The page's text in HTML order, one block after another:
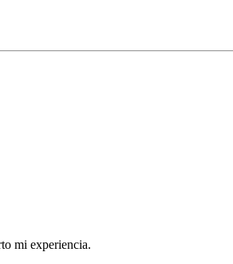
mi experiencia.